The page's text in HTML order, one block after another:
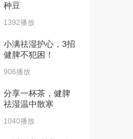
种豆
1392播放
小满祛湿护心，3招
健脾不犯困！
906播放
分享一杯茶，健脾
祛湿温中散寒
1040播放